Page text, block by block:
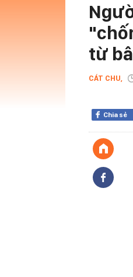
từ
CÁT CHU,
Chia sẻ